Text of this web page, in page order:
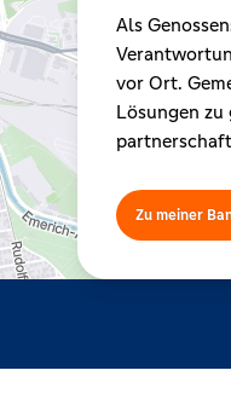
Kreditrechner
Immobilien
Als
vor Ort.
Lösungen zu
Zu meiner